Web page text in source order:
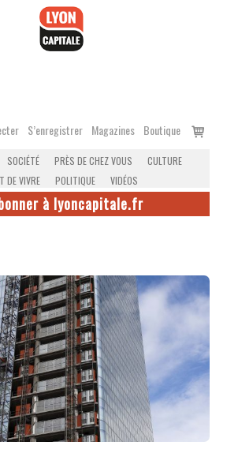
S’enregistrer Magazines Boutique
Voir
SOCIÉTÉ PRÈS DE CHEZ VOUS
CULTURE
DE VIVRE
POLITIQUE VIDÉOS
à lyoncapitale.fr